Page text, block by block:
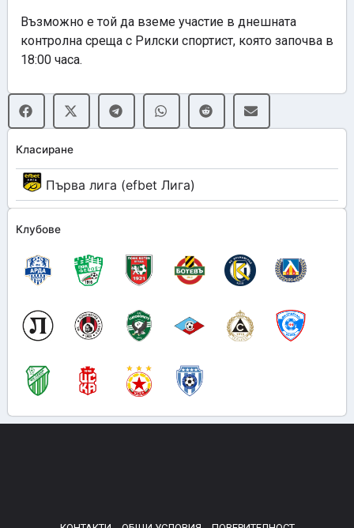
Класиране
Първа лига (efbet Лига)
Клубове
Възможно е той да вземе участие в днешната
контролна среща с Рилски спортист, която започва в
18:00 часа.